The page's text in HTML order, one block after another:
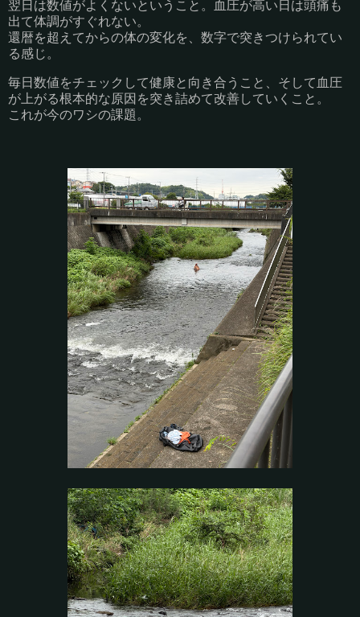
翌日は数値がよくないということ。血圧が高い日は頭痛も
出て体調がすぐれない。
還暦を超えてからの体の変化を、数字で突きつけられてい
る感じ。
毎日数値をチェックして健康と向き合うこと、そして血圧
が上がる根本的な原因を突き詰めて改善していくこと。
これが今のワシの課題。